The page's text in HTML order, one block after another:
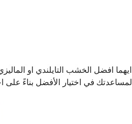
ايهما افضل الخشب التايلندي او
لمساعدتك في اختيار الأفضل بناءً على